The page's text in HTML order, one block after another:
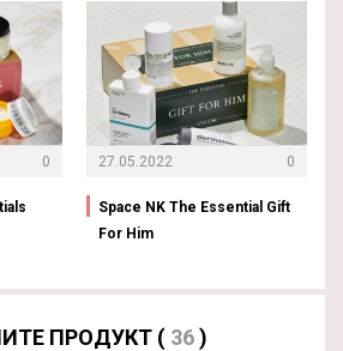
0 27.05.2022 0
Space NK The Essential Gift
For Him
ПРОДУКТ ( 36)